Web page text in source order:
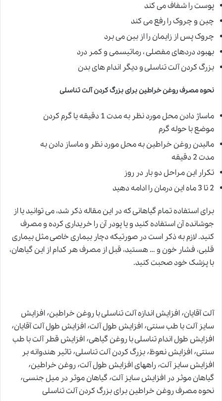
پوست را شفاف می کند
چین و چروک را رفع می کند
چروک پس از زایمان را از بین می برد
بهبود دردهای مفصلی ، رماتیسمی و کمر درد
بزرگ کردن آلت تناسلی و دیگر اندام های بدن
نحوه مصرف روغن خراطین برای بزرگ کردن آلت تناسلی
ماساژ دادن محل مورد نظر به مدت 1 دقیقه یا گرم کردن
موضع با حوله گرم
مالیدن روغن خراطین به محل مورد نظر و ماساز دادن به
مدت 2 دقیقه
تکرار این مراحل دو بار در روز
2 تا 3 ماه این درمان را ادامه دهید
برای استفاده تمام گیاهانی که در این مقاله ذکر شد، می توانید یا از
جوشانده آن استفاده کنید و یا پودر آن را خریداری کرده و مصرف
کنید. لازم به ذکر است در صورتیکه دچار بیماری خاصی مثل بیماری
قلبی، فشار خون و … هستید، قبل از مصرف هر کدام از این گیاهان،
با پزشک خود صحبت کنید.
آلت آقایان٬ افزایش اندازه آلت تناسلی با روغن خراطین٬ افزایش
سایز آلت با طب سنتی٬ افزایش طول آلت٬ افزایش طول آلت آقایان٬
افزایش طول اندام تناسلی با روغن گیاهی٬ افزایش قطر آلت با طب
سنتی٬ افزایش نعوظ٬ بزرگ کردن آلت تناسلی٬ تاثیر هندوانه بر
افزایش سایز آلت٬ راههای افزایش طول آلت٬ روغن خراطین٬
گیاهان موثر در افزایش سایز آلت٬ گیاهان موثر در میل جنسی٬
نحوه مصرف روغن خراطین برای بزرگ کردن آلت تناسلی